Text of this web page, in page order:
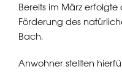
Bereits im März erfolgte
Förderung des
Bach.
Anwohner stellten